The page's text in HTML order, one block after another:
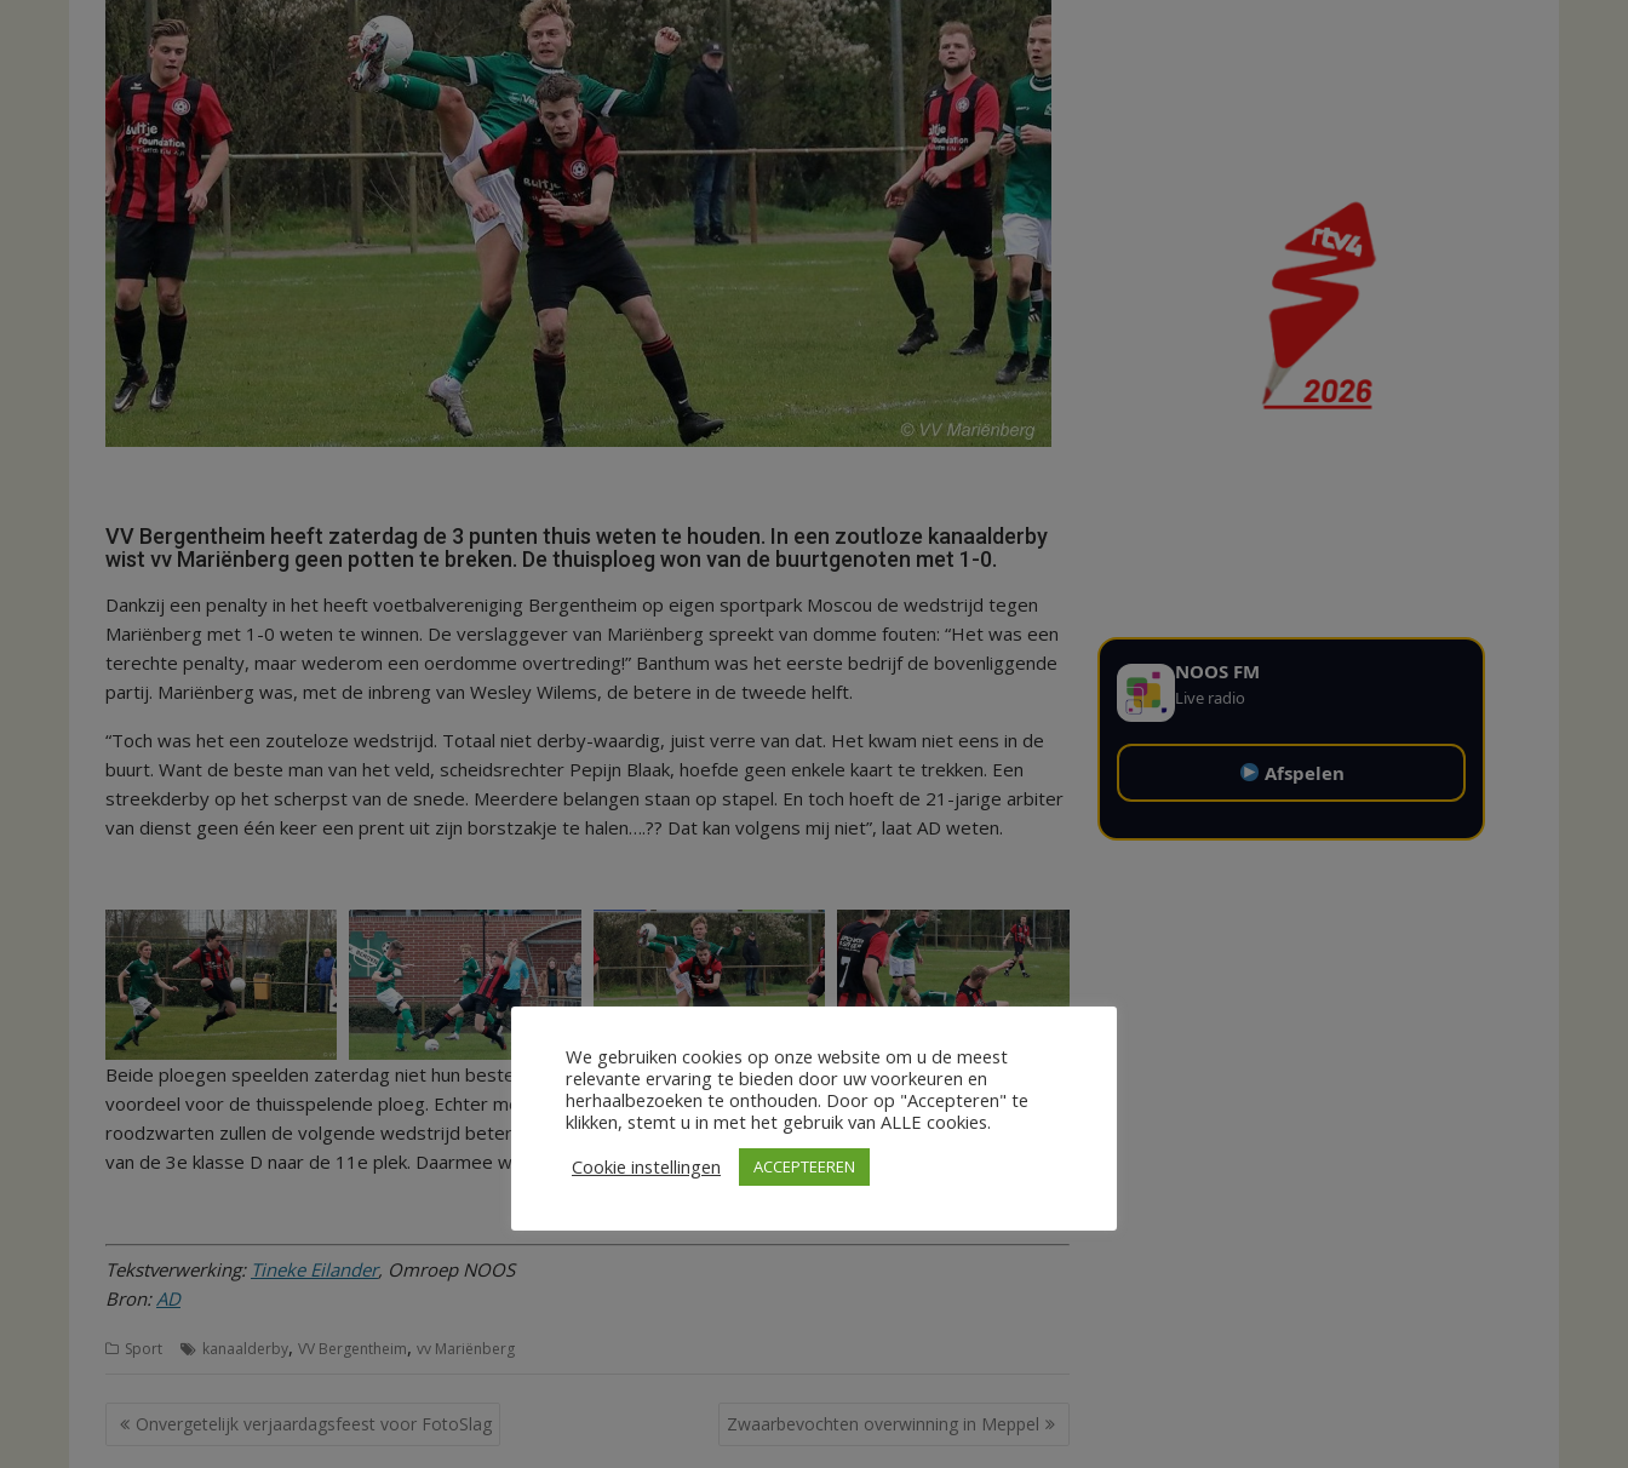
VV Bergentheim heeft zaterdag de 3 punten thuis weten te houden. In een zoutloze kanaalderby
wist vv Mariënberg geen potten te breken. De thuisploeg won van de buurtgenoten met 1-0.
Dankzij een penalty in het heeft voetbalvereniging Bergentheim op eigen sportpark Moscou de wedstrijd tegen
Mariënberg met 1-0 weten te winnen. De verslaggever van Mariënberg spreekt van domme fouten: “Het was een
terechte penalty, maar wederom een oerdomme overtreding!” Banthum was het eerste bedrijf de bovenliggende
partij. Mariënberg was, met de inbreng van Wesley Wilems, de betere in de tweede helft.
“Toch was het een zouteloze wedstrijd. Totaal niet derby-waardig, juist verre van dat. Het kwam niet eens in de
buurt. Want de beste man van het veld, scheidsrechter Pepijn Blaak, hoefde geen enkele kaart te trekken. Een
streekderby op het scherpst van de snede. Meerdere belangen staan op stapel. En toch hoeft de 21-jarige arbiter
van dienst geen één keer een prent uit zijn borstzakje te halen….?? Dat kan volgens mij niet”, laat AD weten.
Beide ploegen speelden zaterdag niet hun beste wedstrijd. De bal wilde er niet in, behalve dan de penalty in het
voordeel voor de thuisspelende ploeg. Echter met deze uitslag is de nederlaag voor Mariënberg een feit. De
roodzwarten zullen de volgende wedstrijd beter voor de dag moeten komen, want de ploeg zakt in de ranglijst
van de 3e klasse D naar de 11e plek. Daarmee wordt de kans op degradatie steeds waarschijnlijker.
Tekstverwerking: Tineke Eilander, Omroep NOOS
Bron:AD
Sport kanaalderby, VV Bergentheim, vv Mariënberg
Bericht
Onvergetelijk verjaardagsfeest voor FotoSlag Zwaarbevochten overwinning in Meppel
NOOS FM
Live radio
Afspelen
We gebruiken cookies op onze website om u de meest
relevante ervaring te bieden door uw voorkeuren en
herhaalbezoeken te onthouden. Door op "Accepteren" te
klikken, stemt u in met het gebruik van ALLE cookies.
Cookie instellingen
ACCEPTEEREN